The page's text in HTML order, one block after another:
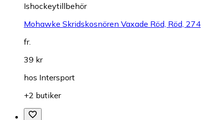
Ishockeytillbehör
Mohawke Skridskosnören Vaxade Röd, Röd, 274
fr.
39 kr
hos Intersport
+2 butiker